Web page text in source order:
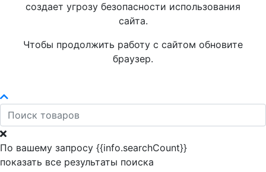
создает угрозу безопасности использования
сайта.
Чтобы продолжить работу с сайтом обновите
браузер.
По вашему запросу {{info.searchCount}}
показать все результаты поиска